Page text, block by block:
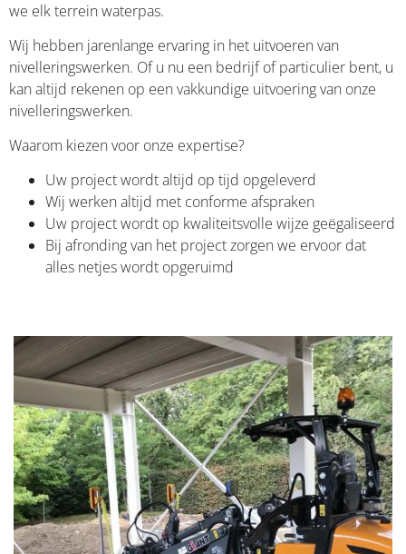
we elk terrein waterpas.
Wij hebben jarenlange ervaring in het uitvoeren van
nivelleringswerken. Of u nu een bedrijf of particulier bent, u
kan altijd rekenen op een vakkundige uitvoering van onze
nivelleringswerken.
Waarom kiezen voor onze expertise?
Uw project wordt altijd op tijd opgeleverd
Wij werken altijd met conforme afspraken
Uw project wordt op kwaliteitsvolle wijze geëgaliseerd
Bij afronding van het project zorgen we ervoor dat
alles netjes wordt opgeruimd